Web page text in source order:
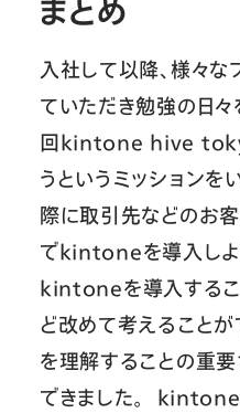
まとめ
入社して以降、様々な
ていただき勉強の日々
回kintone hive
うというミッションを
際に取引先などのお
でkintoneを導入しよ
kintoneを導入するこ
ど改めて考えることが
を理解することの重
できました。